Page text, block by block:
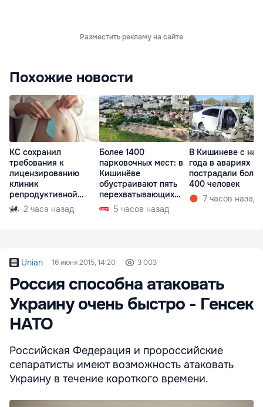
Разместить рекламу на сайте
Похожие новости
КС сохранил
требования к
лицензированию
клиник
репродуктивной
медицины
2 часа назад
Более 1400
парковочных мест: в
Кишинёве
обустраивают пять
перехватывающих
парковок
5 часов назад
В Кишиневе с
года в авариях
пострадали более
400 человек
7 часов назад
Unian 16 июня 2015, 14:20 3 003
Россия способна атаковать
Украину очень быстро - Генсек
НАТО
Российская Федерация и пророссийские
сепаратисты имеют возможность атаковать
Украину в течение короткого времени.